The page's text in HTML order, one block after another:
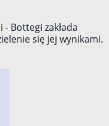
Bottegi zakłada
się jej wynikami.